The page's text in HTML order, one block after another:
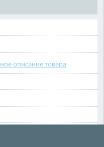
описание товара